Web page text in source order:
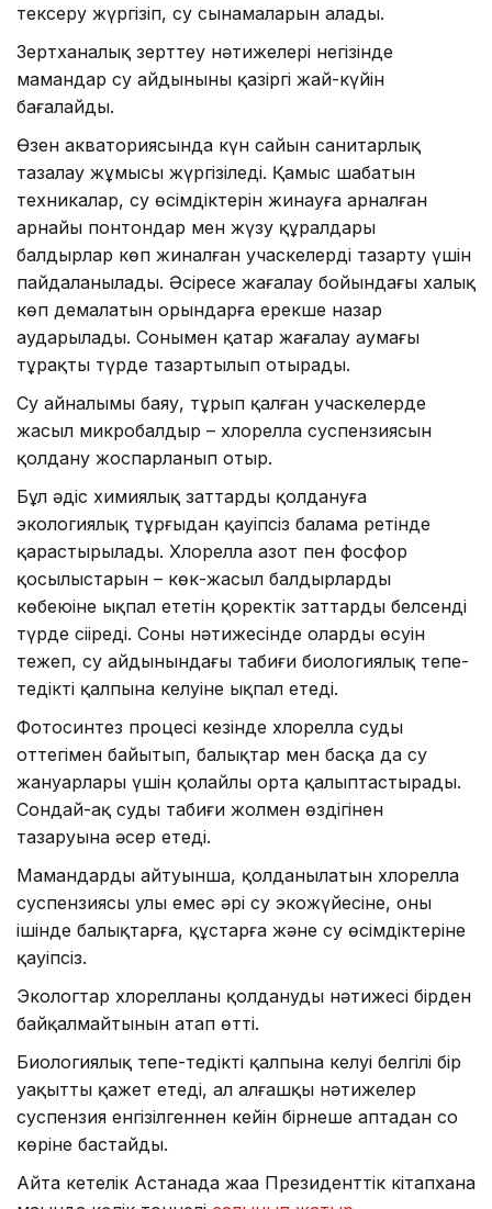
тексеру жүргізіп, су сынамаларын алады.
Зертханалық зерттеу нәтижелері негізінде
мамандар су айдынының қазіргі жай-күйін
бағалайды.
Өзен акваториясында күн сайын санитарлық
тазалау жұмысы жүргізіледі. Қамыс шабатын
техникалар, су өсімдіктерін жинауға арналған
арнайы понтондар мен жүзу құралдары
балдырлар көп жиналған учаскелерді тазарту үшін
пайдаланылады. Әсіресе жағалау бойындағы халық
көп демалатын орындарға ерекше назар
аударылады. Сонымен қатар жағалау аумағы
тұрақты түрде тазартылып отырады.
Су айналымы баяу, тұрып қалған учаскелерде
жасыл микробалдыр – хлорелла суспензиясын
қолдану жоспарланып отыр.
Бұл әдіс химиялық заттарды қолдануға
экологиялық тұрғыдан қауіпсіз балама ретінде
қарастырылады. Хлорелла азот пен фосфор
қосылыстарын – көк-жасыл балдырлардың
көбеюіне ықпал ететін қоректік заттарды белсенді
түрде сіңіреді. Соның нәтижесінде олардың өсуін
тежеп, су айдынындағы табиғи биологиялық тепе-
теңдіктің қалпына келуіне ықпал етеді.
Фотосинтез процесі кезінде хлорелла суды
оттегімен байытып, балықтар мен басқа да су
жануарлары үшін қолайлы орта қалыптастырады.
Сондай-ақ судың табиғи жолмен өздігінен
тазаруына әсер етеді.
Мамандардың айтуынша, қолданылатын хлорелла
суспензиясы улы емес әрі су экожүйесіне, оның
ішінде балықтарға, құстарға және су өсімдіктеріне
қауіпсіз.
Экологтар хлорелланы қолданудың нәтижесі бірден
байқалмайтынын атап өтті.
Биологиялық тепе-теңдіктің қалпына келуі белгілі бір
уақытты қажет етеді, ал алғашқы нәтижелер
суспензия енгізілгеннен кейін бірнеше аптадан соң
көріне бастайды.
Айта кетелік Астанада жаңа Президенттік кітапхана